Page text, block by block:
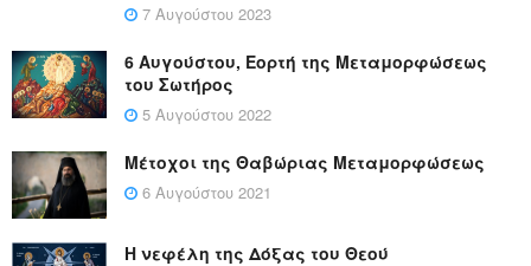
7 Αυγούστου 2023
6 Αυγούστου, Εορτή της Μεταμορφώσεως
του Σωτήρος
5 Αυγούστου 2022
Μέτοχοι της Θαβώριας Μεταμορφώσεως
6 Αυγούστου 2021
Η νεφέλη της Δόξας του Θεού